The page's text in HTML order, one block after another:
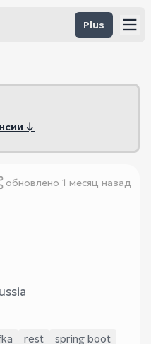
Plus
↓
обновлено 1 месяц назад
rest
spring boot